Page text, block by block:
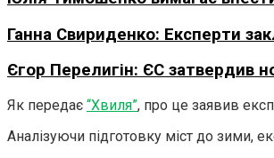
Ганна Свириденко: Експерти
Єгор Перелигін: ЄС затвердив
Як передає “Хвиля”, про це заявив
Аналізуючи підготовку міст до зими,